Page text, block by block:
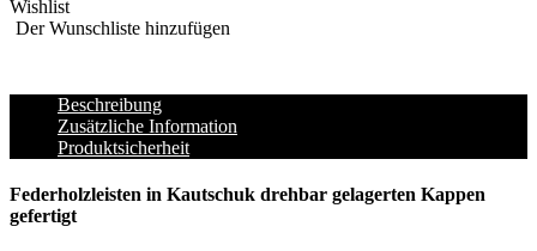
Wishlist
Der Wunschliste hinzufügen
Beschreibung
Zusätzliche Information
Produktsicherheit
Federholzleisten in Kautschuk drehbar gelagerten Kappen
gefertigt